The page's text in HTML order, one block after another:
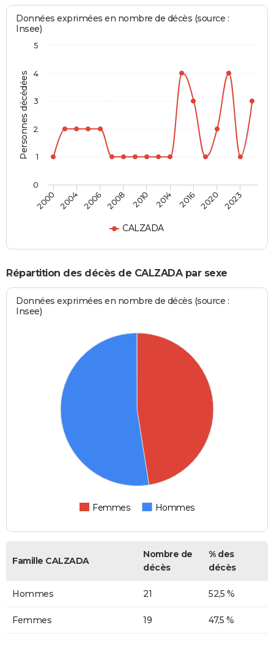
Personnes décédées
Données exprimées en nombre de décès (source :
Insee)
CALZADA
2000 2004 2006 2008 2010 2014 2016 2020 2023
0
1
2
3
4
5
Répartition des décès de CALZADA par sexe
Données exprimées en nombre de décès (source :
Insee)
Femmes Hommes
Famille CALZADA
Nombre de
décès
% des
décès
Hommes 21 52,5 %
Femmes 19 47,5 %